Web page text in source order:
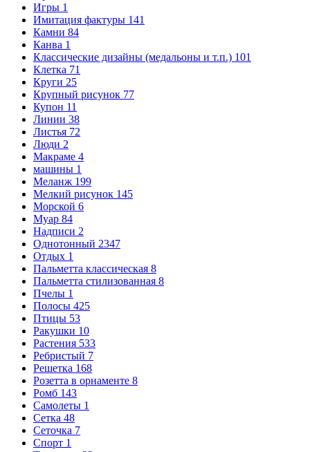
Игры 1
Имитация фактуры 141
Камни 84
Канва 1
Классические дизайны (медальоны и т.п.) 101
Клетка 71
Круги 25
Крупный рисунок 77
Купон 11
Линии 38
Листья 72
Люди 2
Макраме 4
машины 1
Меланж 199
Мелкий рисунок 145
Морской 6
Муар 84
Надписи 2
Однотонный 2347
Отдых 1
Пальметта классическая 8
Пальметта стилизованная 8
Пчелы 1
Полосы 425
Птицы 53
Ракушки 10
Растения 533
Ребристый 7
Решетка 168
Розетта в орнаменте 8
Ромб 143
Самолеты 1
Сетка 48
Сеточка 7
Спорт 1